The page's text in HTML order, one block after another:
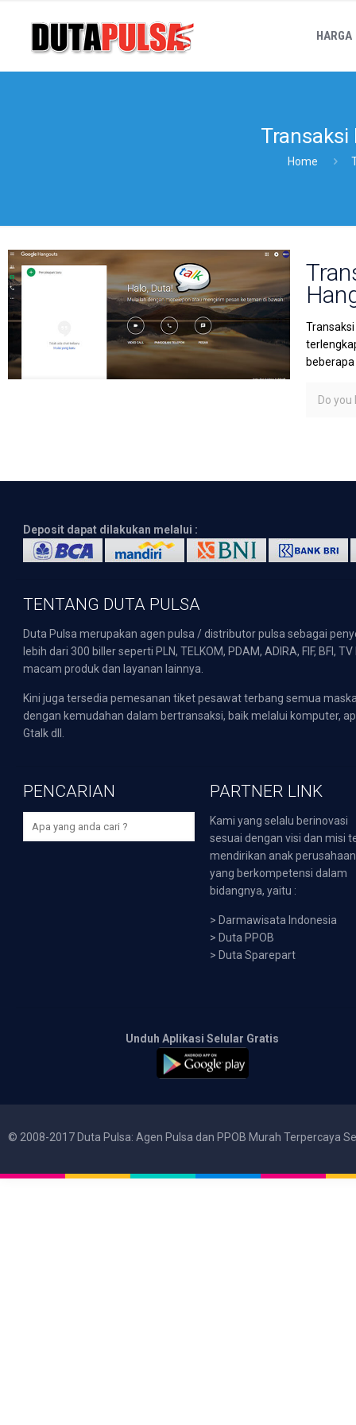
HARGA
Transaksi
Home
Do you
Deposit dapat dilakukan melalui :
TENTANG DUTA PULSA
Duta Pulsa merupakan agen pulsa / distributor pulsa sebagai
lebih dari 300 biller seperti PLN, TELKOM, PDAM, ADIRA, FIF,
macam produk dan layanan lainnya.
Kini juga tersedia pemesanan tiket pesawat terbang semua
dengan kemudahan dalam bertransaksi, baik melalui komputer,
Gtalk dll.
PENCARIAN PARTNER LINK
Kami yang selalu berinovasi
sesuai dengan visi dan misi
mendirikan anak perusahaan
yang berkompetensi dalam
bidangnya, yaitu :
> Darmawisata Indonesia
> Duta PPOB
> Duta Sparepart
Unduh Aplikasi Selular Gratis
© 2008-2017 Duta Pulsa: Agen Pulsa dan PPOB Murah Terpercaya